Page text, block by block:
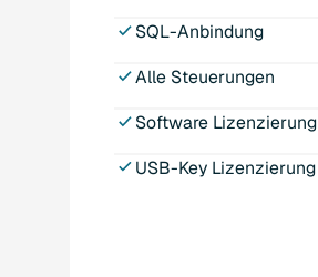
SQL-Anbindung
Alle Steuerungen
Software Lizenzierung
USB-Key Lizenzierung